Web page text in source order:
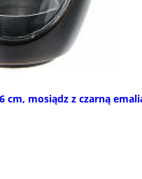
cm, mosiądz z czarną